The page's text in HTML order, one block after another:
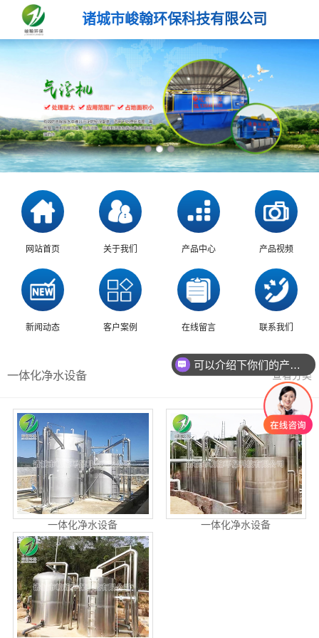
诸城市峻翰环保科技有限公司
网站首页 关于我们 产品中心 产品视频
新闻动态 客户案例 在线留言 联系我们
一体化净水设备 查看分类
一体化净水设备 一体化净水设备